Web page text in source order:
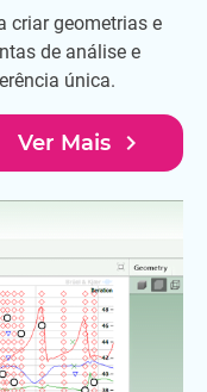
criar geometrias e
de análise e
única.
Ver Mais navigate_next